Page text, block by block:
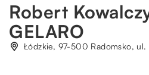
Robert
GELARO
Łódzkie, 97-500 Radomsko, ul.